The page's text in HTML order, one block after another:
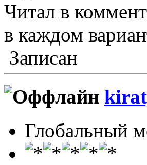
Читал в
в каждом
Записан
Глобальный